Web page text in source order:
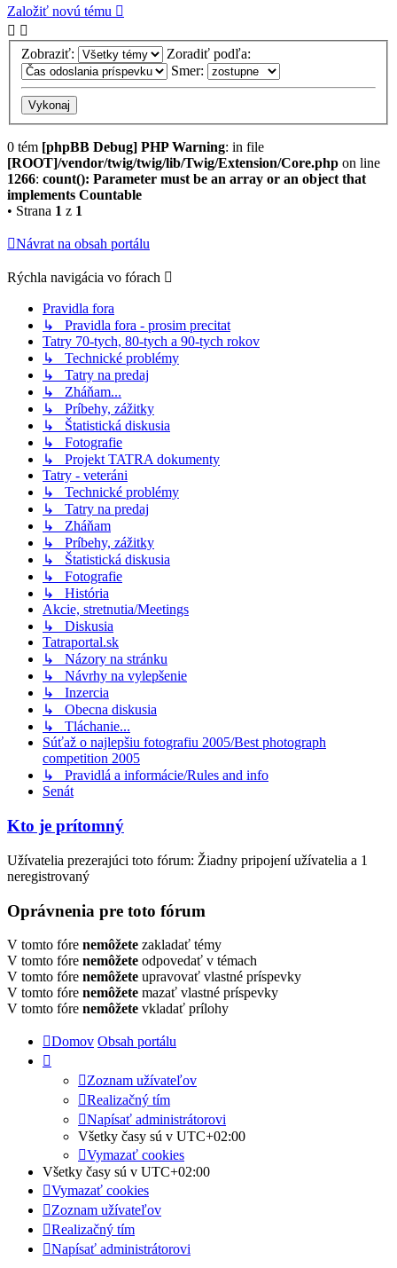
Založiť novú tému
Zobraziť:
Zoradiť podľa:
Smer:
0 tém [phpBB Debug] PHP Warning: in file
[ROOT]/vendor/twig/twig/lib/Twig/Extension/Core.php on line
1266: count(): Parameter must be an array or an object that
implements Countable
• Strana 1 z 1
Návrat na obsah portálu
Rýchla navigácia vo fórach
Pravidla fora
↳ Pravidla fora - prosim precitat
Tatry 70-tych, 80-tych a 90-tych rokov
↳ Technické problémy
↳ Tatry na predaj
↳ Zháňam...
↳ Príbehy, zážitky
↳ Štatistická diskusia
↳ Fotografie
↳ Projekt TATRA dokumenty
Tatry - veteráni
↳ Technické problémy
↳ Tatry na predaj
↳ Zháňam
↳ Príbehy, zážitky
↳ Štatistická diskusia
↳ Fotografie
↳ História
Akcie, stretnutia/Meetings
↳ Diskusia
Tatraportal.sk
↳ Názory na stránku
↳ Návrhy na vylepšenie
↳ Inzercia
↳ Obecna diskusia
↳ Tláchanie...
Súťaž o najlepšiu fotografiu 2005/Best photograph
competition 2005
↳ Pravidlá a informácie/Rules and info
Senát
Kto je prítomný
Užívatelia prezerajúci toto fórum: Žiadny pripojení užívatelia a 1
neregistrovaný
Oprávnenia pre toto fórum
V tomto fóre nemôžete zakladať témy
V tomto fóre nemôžete odpovedať v témach
V tomto fóre nemôžete upravovať vlastné príspevky
V tomto fóre nemôžete mazať vlastné príspevky
V tomto fóre nemôžete vkladať prílohy
Domov Obsah portálu
Zoznam užívateľov
Realizačný tím
Napísať administrátorovi
Všetky časy sú v UTC+02:00
Vymazať cookies
Všetky časy sú v UTC+02:00
Vymazať cookies
Zoznam užívateľov
Realizačný tím
Napísať administrátorovi